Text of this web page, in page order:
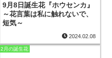
9月8日誕生花『ホウセンカ』
～花言葉は私に触れないで、
短気～
2024.02.08
2月の誕生花